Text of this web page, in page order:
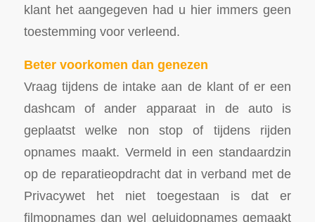
klant het aangegeven had u hier immers geen
toestemming voor verleend.
Beter voorkomen dan genezen
Vraag tijdens de intake aan de klant of er een
dashcam of ander apparaat in de auto is
geplaatst welke non stop of tijdens rijden
opnames maakt. Vermeld in een standaardzin
op de reparatieopdracht dat in verband met de
Privacywet het niet toegestaan is dat er
filmopnames dan wel geluidopnames gemaakt